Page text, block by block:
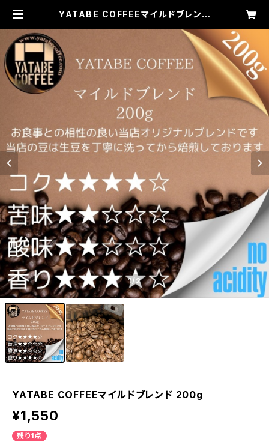
YATABE COFFEEマイルドブレンド
1/2
YATABE COFFEEマイルドブレンド 200g
¥1,550
残り1点